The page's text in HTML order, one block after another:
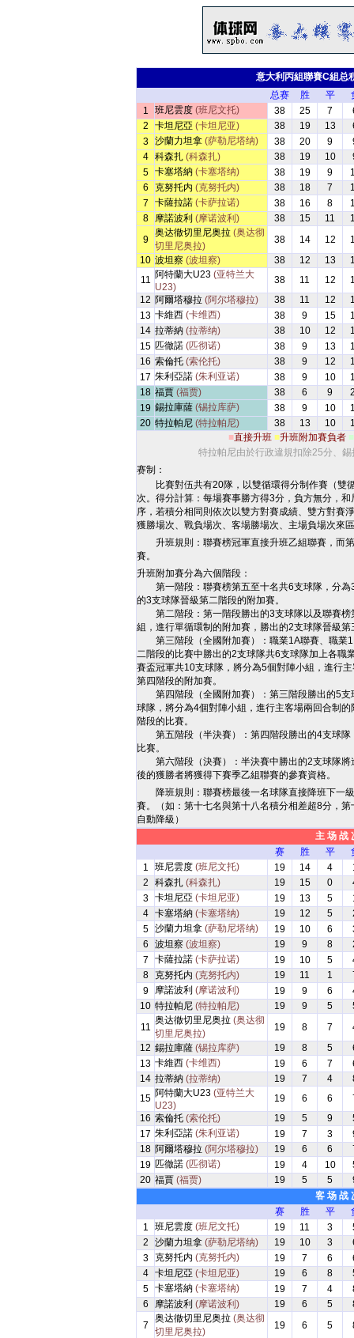
意大利丙組聯賽C組总
总赛
胜 平
1
班尼雲度 (班尼文托) 38 25 7
2
卡坦尼亞 (卡坦尼亚) 38 19 13
3
沙蘭力坦拿 (萨勒尼塔纳) 38 20 9
4
科森扎 (科森扎) 38 19 10
5
卡塞塔納 (卡塞塔纳) 38 19 9
6
克努托内 (克努托内) 38 18 7
7
卡薩拉諾 (卡萨拉诺) 38 16 8
8
摩諾波利 (摩诺波利) 38 15 11
9
奥达徹切里尼奥拉 (奥达彻
切里尼奥拉)
38 14 12
10 波坦察 (波坦察) 38 12 13
11 阿特蘭大U23 (亚特兰大
U23)
38 11 12
12 阿爾塔穆拉 (阿尔塔穆拉) 38 11 12
13 卡維西 (卡维西) 38 9 15
14 拉蒂納 (拉蒂纳) 38 10 12
15 匹徹諾 (匹彻诺) 38 9 13
16 索倫托 (索伦托) 38 9 12
17 朱利亞諾 (朱利亚诺) 38 9 10
18 福賈 (福贾) 38 6 9
19 錫拉庫薩 (锡拉库萨) 38 9 10
20 特拉帕尼 (特拉帕尼) 38 13 10
■直接升班 ■升班附加賽負者 ■
特拉帕尼由於行政違規扣除25分、
赛制：
比賽對伍共有20隊，以雙循環得分制作賽（雙
次。得分計算：每場賽事勝方得3分，負方無分，
序，若積分相同則依次以雙方對賽成績、雙方對賽
獲勝場次、戰負場次、客場勝場次、主場負場次來
升班規則：聯賽榜冠軍直接升班乙組聯賽，而
賽。
升班附加賽分為六個階段：
第一階段：聯賽榜第五至十名共6支球隊，分為
的3支球隊晉級第二階段的附加賽。
第二階段：第一階段勝出的3支球隊以及聯賽榜
組，進行單循環制的附加賽，勝出的2支球隊晉級
第三階段（全國附加賽）：職業1A聯賽、職業
二階段的比賽中勝出的2支球隊共6支球隊加上各職
賽盃冠軍共10支球隊，將分為5個對陣小組，進行
第四階段的附加賽。
第四階段（全國附加賽）：第三階段勝出的5支
球隊，將分為4個對陣小組，進行主客場兩回合制
階段的比賽。
第五階段（半決賽）：第四階段勝出的4支球隊
比賽。
第六階段（決賽）：半決賽中勝出的2支球隊將
後的獲勝者將獲得下賽季乙組聯賽的參賽資格。
降班規則：聯賽榜最後一名球隊直接降班下一
賽。（如：第十七名與第十八名積分相差超8分，
自動降級）
主 场 战
赛
胜 平
1
班尼雲度 (班尼文托) 19 14 4
2
科森扎 (科森扎) 19 15 0
3
卡坦尼亞 (卡坦尼亚) 19 13 5
4
卡塞塔納 (卡塞塔纳) 19 12 5
5
沙蘭力坦拿 (萨勒尼塔纳) 19 10 6
6
波坦察 (波坦察) 19 9 8
7
卡薩拉諾 (卡萨拉诺) 19 10 5
8
克努托内 (克努托内) 19 11 1
9
摩諾波利 (摩诺波利) 19 9 6
10 特拉帕尼 (特拉帕尼) 19 9 5
11
奥达徹切里尼奥拉 (奥达彻
切里尼奥拉)
19 8 7
12 錫拉庫薩 (锡拉库萨) 19 8 5
13 卡維西 (卡维西) 19 6 7
14 拉蒂納 (拉蒂纳) 19 7 4
15 阿特蘭大U23 (亚特兰大
U23)
19 6 6
16 索倫托 (索伦托) 19 5 9
17 朱利亞諾 (朱利亚诺) 19 7 3
18 阿爾塔穆拉 (阿尔塔穆拉) 19 6 6
19 匹徹諾 (匹彻诺) 19 4 10
20 福賈 (福贾) 19 5 5
客 场 战
赛
胜 平
1
班尼雲度 (班尼文托) 19 11 3
2
沙蘭力坦拿 (萨勒尼塔纳) 19 10 3
3
克努托内 (克努托内) 19 7 6
4
卡坦尼亞 (卡坦尼亚) 19 6 8
5
卡塞塔納 (卡塞塔纳) 19 7 4
6
摩諾波利 (摩诺波利) 19 6 5
7
奥达徹切里尼奥拉 (奥达彻
切里尼奥拉)
19 6 5